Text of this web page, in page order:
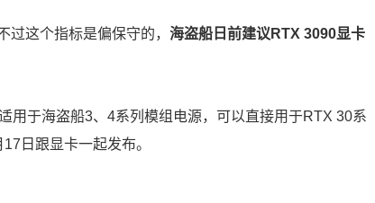
这个指标是偏保守的， 海盗船日前建议RTX 3090显卡
用于海盗船3、4系列模组电源，可以直接用于RTX 30系
日跟显卡一起发布。